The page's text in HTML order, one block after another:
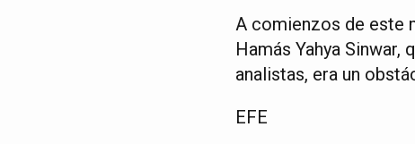
A comienzos de este
Hamás Yahya
analistas, era un
EFE